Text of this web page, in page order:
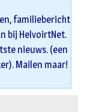
familiebericht
bij HelvoirtNet.
nieuws. (een
Mailen maar!